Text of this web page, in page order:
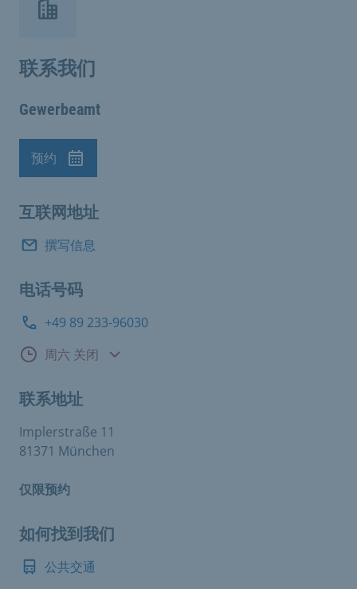
联系我们
Gewerbeamt
预约
预约
互联网地址
撰写信息
电话号码
+49 89 233-96030
咨询时间周六 关闭
联系地址
Implerstraße 11
81371 München
仅限预约
如何找到我们
公共交通